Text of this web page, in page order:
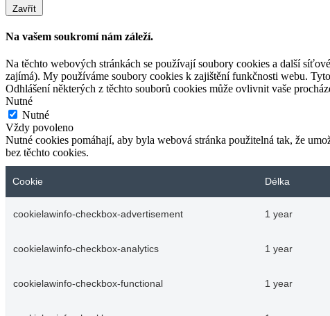
Zavřít
Na vašem soukromí nám záleží.
Na těchto webových stránkách se používají soubory cookies a další
zajímá). My používáme soubory cookies k zajištění funkčnosti webu.
Odhlášení některých z těchto souborů cookies může ovlivnit vaše
Nutné
Nutné
Vždy povoleno
Nutné cookies pomáhají, aby byla webová stránka použitelná tak, že
bez těchto cookies.
Cookie Délka
cookielawinfo-checkbox-advertisement 1 year
cookielawinfo-checkbox-analytics 1 year
cookielawinfo-checkbox-functional 1 year